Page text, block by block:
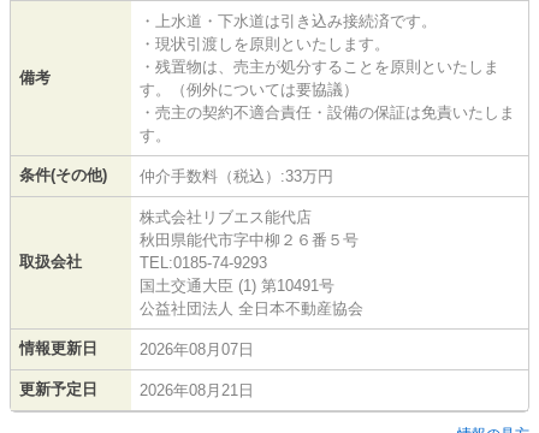
備考
・上水道・下水道は引き込み接続済です。
・現状引渡しを原則といたします。
・残置物は、売主が処分することを原則といたしま
す。（例外については要協議）
・売主の契約不適合責任・設備の保証は免責いたしま
す。
条件(その他) 仲介手数料（税込）:33万円
取扱会社
株式会社リブエス能代店
秋田県能代市字中柳２６番５号
TEL:0185-74-9293
国土交通大臣 (1) 第10491号
公益社団法人 全日本不動産協会
情報更新日 2026年08月07日
更新予定日 2026年08月21日